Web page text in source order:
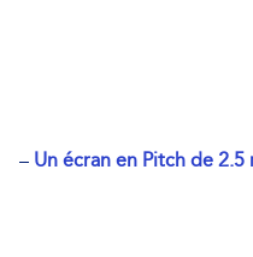
– Un écran en Pitch de